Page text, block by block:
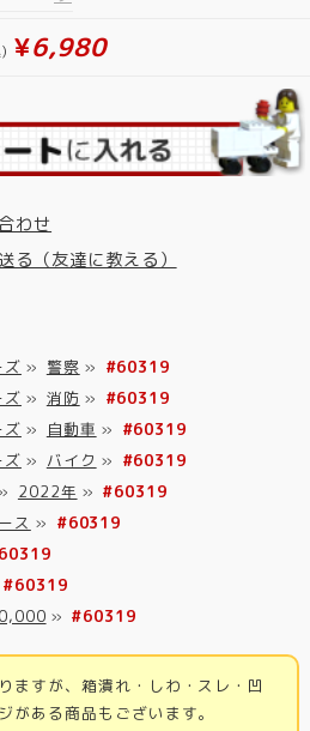
¥6,980
わせ
る（友達に教える）
ズ » 警察 » #60319
ズ » 消防 » #60319
ズ » 自動車 » #60319
ズ » バイク » #60319
2022年 » #60319
ス » #60319
#60319
» #60319
ますが、箱潰れ・しわ・スレ・凹
がある商品もございます。